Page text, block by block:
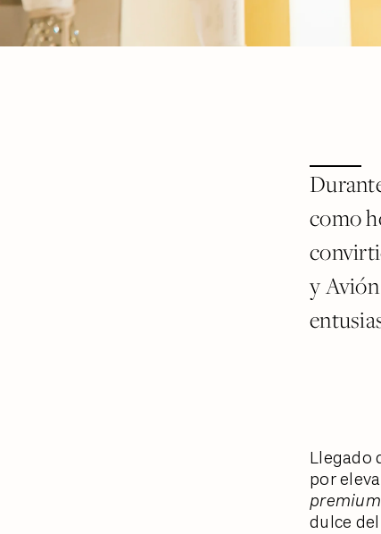
como
y
Llegado
por
premium
dulce